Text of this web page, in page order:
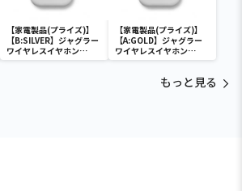
【家電製品(プライズ)】
【B:SILVER】ジャグラー
ワイヤレスイヤホン
2(GOLD&SILVER)
【家電製品(プライズ)】
【A:GOLD】ジャグラー
ワイヤレスイヤホン
2(GOLD&SILVER)
もっと見る